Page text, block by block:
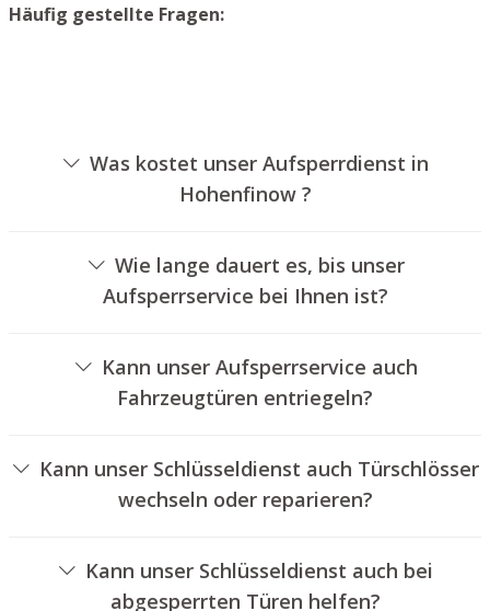
Häufig gestellte Fragen:
Was kostet unser Aufsperrdienst in
Hohenfinow ?
verschiedenen Faktoren ab, wie beispielsweise der
Ausführung des Schlosses, der Dauer der Arbeiten und
eventuell anfallenden Kilometerpauschalen. Wir bieten
Wie lange dauert es, bis unser
Aufsperrservice bei Ihnen ist?
innerhalb von einer halben Stunde vor Ort. Die
tatsächliche Wartezeit hängt von der Entfernung des
Einsatzortes zu unserem Unternehmen und den
Kann unser Aufsperrservice auch
Fahrzeugtüren entriegeln?
Kann unser Schlüsseldienst auch Türschlösser
wechseln oder reparieren?
Schlössern an.Kann unser Schlüsseldienst auch bei
abgesperrten Türen helfen?